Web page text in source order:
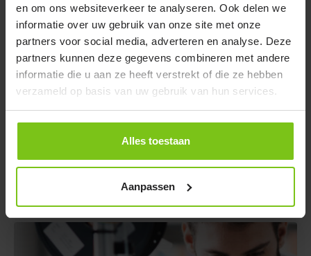
en om ons websiteverkeer te analyseren. Ook delen we
informatie over uw gebruik van onze site met onze
partners voor social media, adverteren en analyse. Deze
partners kunnen deze gegevens combineren met andere
informatie die u aan ze heeft verstrekt of die ze hebben
verzameld op basis van uw gebruik van hun services.
Alles toestaan
Aanpassen
van ons bedrijf en wie wij zijn